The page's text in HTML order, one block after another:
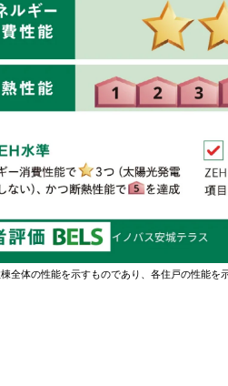
全体の性能を示すものであり、各住戸の性能を